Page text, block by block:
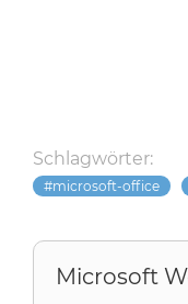
Schlagwörter:
microsoft-office
Microsoft